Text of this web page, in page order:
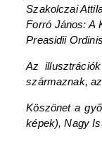
Szakolczai
Forró János: A
Preasidii
Az
származnak,
Köszönet a
képek), Nagy